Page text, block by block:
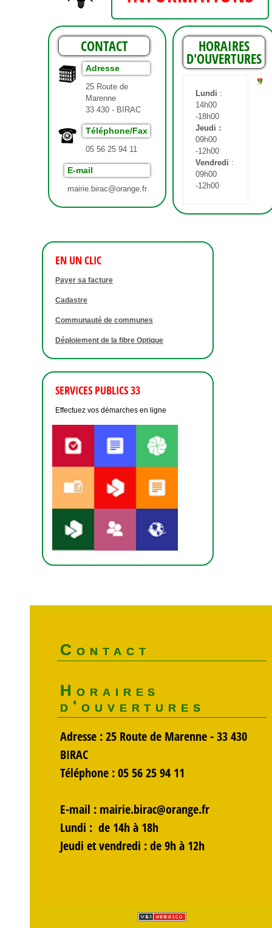
CONTACT
Adresse
25 Route de
Marenne
33 430 - BIRAC
Téléphone/Fax
05 56 25 94 11
E-mail
mairie.birac@orange.fr
HORAIRES
D'OUVERTURES
Lundi :
14h00
-18h00
Jeudi :
09h00
-12h00
Vendredi :
09h00
-12h00
EN UN CLIC
Payer sa facture
Cadastre
Communauté de communes
Déploiement de la fibre Optique
SERVICES PUBLICS 33
Effectuez vos démarches en ligne
Contact
Horaires
d'ouvertures
Adresse : 25 Route de Marenne - 33 430
BIRAC
Téléphone : 05 56 25 94 11
E-mail : mairie.birac@orange.fr
Lundi : de 14h à 18h
Jeudi et vendredi :de 9h à 12h